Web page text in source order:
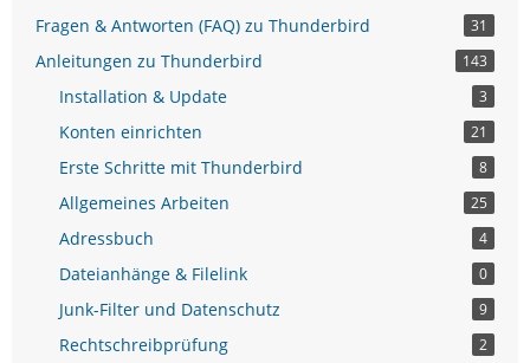
Fragen & Antworten (FAQ) zu Thunderbird 31
Anleitungen zu Thunderbird 143
Installation & Update 3
Konten einrichten 21
Erste Schritte mit Thunderbird 8
Allgemeines Arbeiten 25
Adressbuch 4
Dateianhänge & Filelink 0
Junk-Filter und Datenschutz 9
Rechtschreibprüfung 2